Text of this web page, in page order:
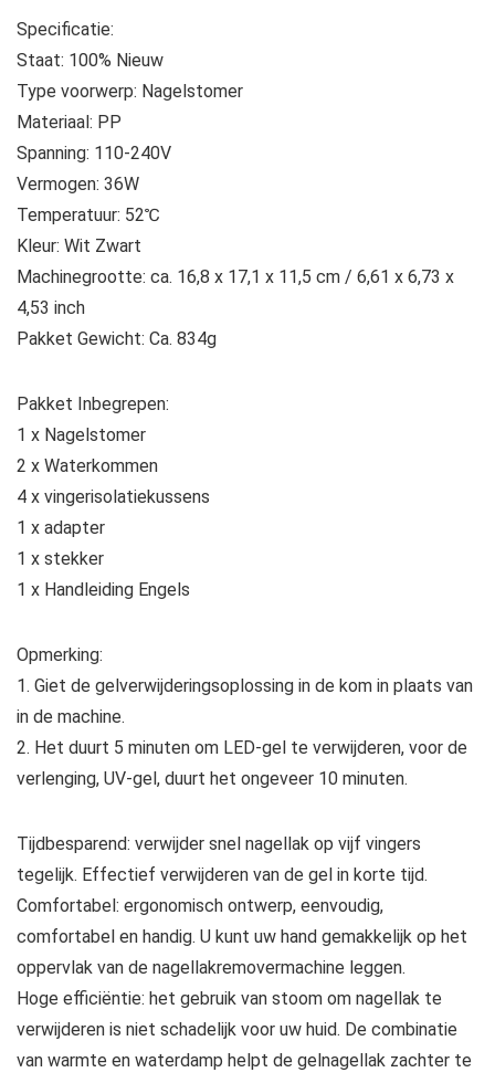
Specificatie:
Staat: 100% Nieuw
Type voorwerp: Nagelstomer
Materiaal: PP
Spanning: 110‑240V
Vermogen: 36W
Temperatuur: 52℃
Kleur: Wit Zwart
Machinegrootte: ca. 16,8 x 17,1 x 11,5 cm / 6,61 x 6,73 x
4,53 inch
Pakket Gewicht: Ca. 834g
Pakket Inbegrepen:
1 x Nagelstomer
2 x Waterkommen
4 x vingerisolatiekussens
1 x adapter
1 x stekker
1 x Handleiding Engels
Opmerking:
1. Giet de gelverwijderingsoplossing in de kom in plaats van
in de machine.
2. Het duurt 5 minuten om LED-gel te verwijderen, voor de
verlenging, UV-gel, duurt het ongeveer 10 minuten.
Tijdbesparend: verwijder snel nagellak op vijf vingers
tegelijk. Effectief verwijderen van de gel in korte tijd.
Comfortabel: ergonomisch ontwerp, eenvoudig,
comfortabel en handig. U kunt uw hand gemakkelijk op het
oppervlak van de nagellakremovermachine leggen.
Hoge efficiëntie: het gebruik van stoom om nagellak te
verwijderen is niet schadelijk voor uw huid. De combinatie
van warmte en waterdamp helpt de gelnagellak zachter te